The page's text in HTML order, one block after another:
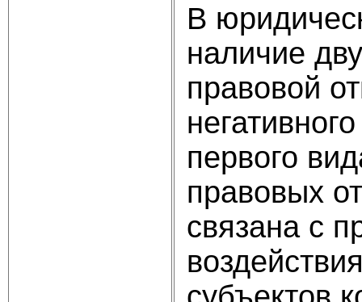
В
наличие
правовой
первого
правовых
связана с